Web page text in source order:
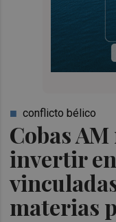
Cobas
invertir
materias
conflicto bélico